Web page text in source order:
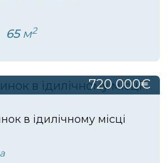
65м2
720 000€
в ідилічному місці